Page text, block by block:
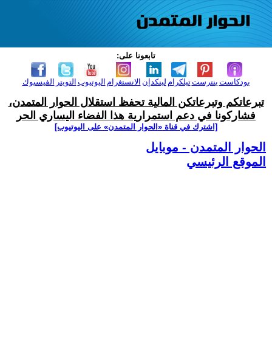
تابعونا على:
الفيسبوك التويتر اليوتيوب الانستغرام لينكدإن تيلكرامبنترست بودكاست
تبرعاتكم وتبرعاتكن المالية تحفظ استقلال الحوار المتمدن،
فشاركونا في دعم استمرارية هذا الفضاء اليساري الحر
[اشترك في قناة ‫«الحوار المتمدن» على اليوتيوب]
الحوار المتمدن - موبايل
الموقع الرئيسي